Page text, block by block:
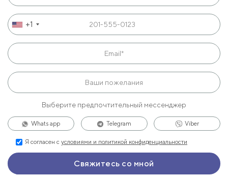
+1
Выберите предпочтительный мессенджер
Whats app Telegram Viber
Я согласен с условиями и политикой конфиденциальности